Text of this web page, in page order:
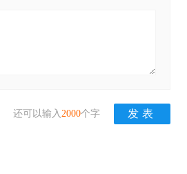
还可以输入 2000个字